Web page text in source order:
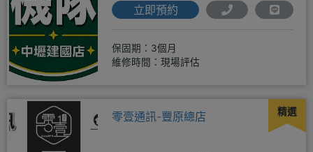
立即預約
保固期：3個月
維修時間：現場評估
精選
零壹通訊-豐原總店